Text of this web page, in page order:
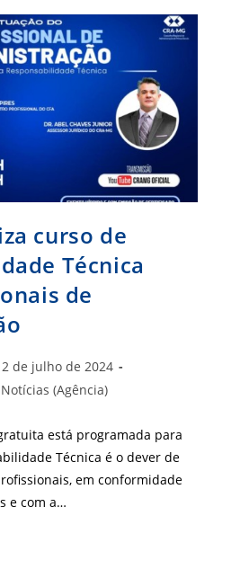
curso de
Técnica
de
2 de julho de 2024
(Agência)
está programada para
Técnica é o dever de
em conformidade
e com a…